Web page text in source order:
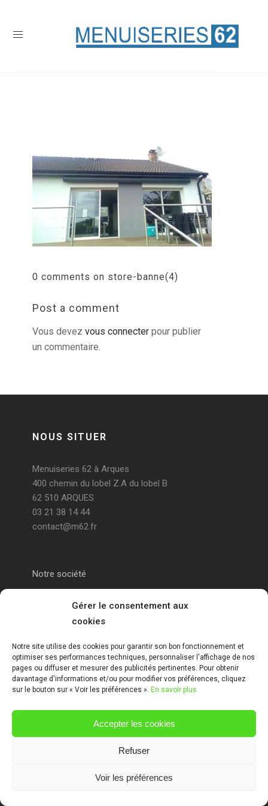
Gérer le consentement aux
cookies
Notre site utilise des cookies pour garantir son bon fonctionnement et
optimiser ses performances techniques, personnaliser l'affichage de nos
pages ou diffuser et mesurer des publicités pertinentes. Pour obtenir
davantage d'informations et/ou pour modifier vos préférences, cliquez
sur le bouton sur « Voir les préférences ». En savoir plus
Accepter les cookies
Refuser
Voir les préférences
0 comments on store-banne(4)
Post a comment
Vous devez vous connecter pour publier
un commentaire.
NOUS SITUER
Menuiseries 62 à Arques
400 chemin du lobel Z.A du lobel B
62 510 ARQUES
03 21 38 14 44
contact@m62.fr
Notre société
Portail alu Saint-Omer
Clôture 62
Garde-corps pas de calais
Mentions Légales